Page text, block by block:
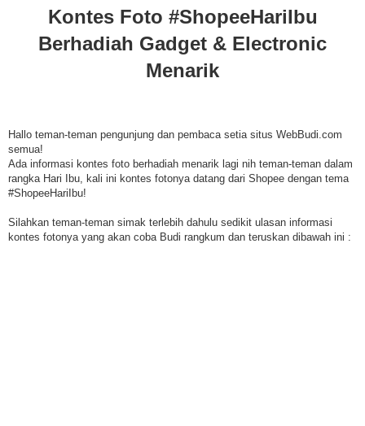
Kontes Foto #ShopeeHariIbu
Berhadiah Gadget & Electronic
Menarik
Hallo teman-teman pengunjung dan pembaca setia situs WebBudi.com
semua!
Ada informasi kontes foto berhadiah menarik lagi nih teman-teman dalam
rangka Hari Ibu, kali ini kontes fotonya datang dari Shopee dengan tema
#ShopeeHariIbu!
Silahkan teman-teman simak terlebih dahulu sedikit ulasan informasi
kontes fotonya yang akan coba Budi rangkum dan teruskan dibawah ini :